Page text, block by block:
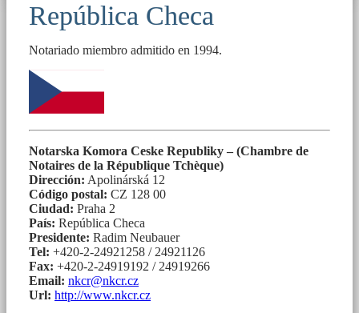
República Checa
Notariado miembro admitido en 1994.
Notarska Komora Ceske Republiky – (Chambre de
Notaires de la République Tchèque)
Dirección: Apolinárská 12
Código postal: CZ 128 00
Ciudad: Praha 2
País: República Checa
Presidente: Radim Neubauer
Tel: +420-2-24921258 / 24921126
Fax: +420-2-24919192 / 24919266
Email: nkcr@nkcr.cz
Url: http://www.nkcr.cz